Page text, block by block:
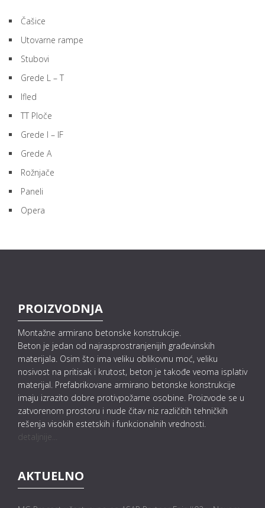
Čašice
Utovarne rampe
Stubovi
Grede L – T
Ifled
TT Ploče
Grede I – IF
Grede A
Rožnjače
Paneli
Opera
PROIZVODNJA
Montažne armirano betonske konstrukcije.
Beton je jedan od najrasprostranjenijih građevinskih
materijala. Osim što ima veliku oblikovnu moć, veliku
nosivost na pritisak i krutost, beton je takođe veoma isplativ
materijal. Prefabrikovane armirano betonske konstrukcije
imaju izrazito dobre protivpožarne osobine. Proizvode se u
zatvorenom prostoru i nude čitav niz različitih tehničkih
rešenja visokih estetskih i funkcionalnih vrednosti.
detaljnije...
AKTUELNO